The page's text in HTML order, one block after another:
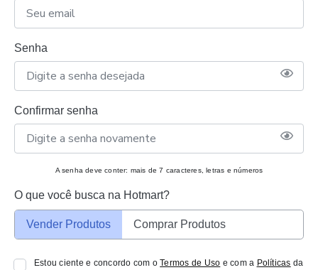
Senha
Confirmar senha
A senha deve conter: mais de 7 caracteres, letras e números
O que você busca na Hotmart?
Vender Produtos Comprar Produtos
Estou ciente e concordo com oTermos de Uso e com a Políticas da